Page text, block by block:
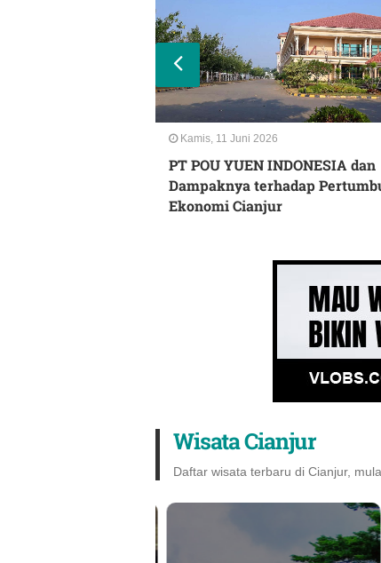
Kamis, 11 Juni 2026
PT POU YUEN INDONESIA dan
Dampaknya terhadap
Ekonomi Cianjur
Wisata Cianjur
Daftar wisata terbaru di Cianjur,